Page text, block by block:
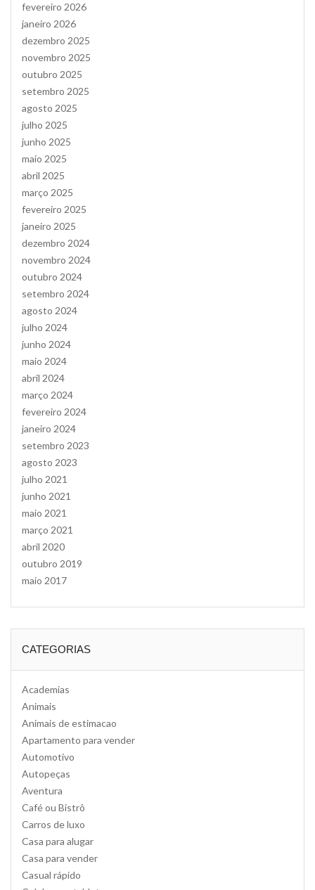
fevereiro 2026
janeiro 2026
dezembro 2025
novembro 2025
outubro 2025
setembro 2025
agosto 2025
julho 2025
junho 2025
maio 2025
abril 2025
março 2025
fevereiro 2025
janeiro 2025
dezembro 2024
novembro 2024
outubro 2024
setembro 2024
agosto 2024
julho 2024
junho 2024
maio 2024
abril 2024
março 2024
fevereiro 2024
janeiro 2024
setembro 2023
agosto 2023
julho 2021
junho 2021
maio 2021
março 2021
abril 2020
outubro 2019
maio 2017
CATEGORIAS
Academias
Animais
Animais de estimacao
Apartamento para vender
Automotivo
Autopeças
Aventura
Café ou Bistrô
Carros de luxo
Casa para alugar
Casa para vender
Casual rápido